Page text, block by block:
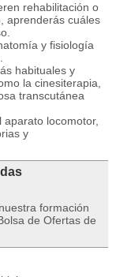
rehabilitación o
aprenderás cuáles
y fisiología
habituales y
la cinesiterapia,
transcutánea
aparato locomotor,
y
formación
de Ofertas de